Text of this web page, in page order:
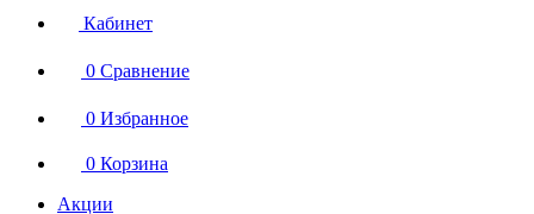
Кабинет
0 Сравнение
0 Избранное
0 Корзина
Акции